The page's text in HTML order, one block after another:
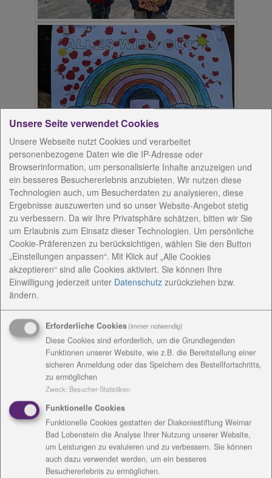
Bildergrüße an einsame Bewohner
Seniorenzentrum Emmaus ist gut aufgestellt –
Dank an Kinderhaus Gottesschutz für Bildergrüße
Das Seniorenzentrum Emmaus und das Kinderhaus
Gottesschutz in Ebersdorf arbeiten eng zusammen.
Immer wieder gibt es Besuche und ein gemeinsames
Sommerfest.
Dieses Osterfest wird ein anderes und so wurde am
Donnerstag auch ein besonderer Gruß überbracht.
Die Erzieherinnen Christiane Spindler und Jessica
Rögner waren mit den Kindern der Notgruppe Moritz
und Lennard im Hof des Pflegeheimes, um bunte
Bilder und gefärbte Eier zu überbringen.
Die Bilder wurden von den Mädchen und Jungen
gemalt, die derzeit zuhause sind. „Wir senden den
Eltern mindestens einmal wöchentlich Mails oder
Briefe, um die Kinder zu grüßen, ihnen
Bastelanleitungen oder Malvorlagen zur Verfügung
zu stellen. Dann ging der Aufruf an die Kinder: Wir
malen für das Seniorenzentrum und viele
Unsere Seite verwendet Cookies
Unsere Webseite nutzt Cookies und verarbeitet
personenbezogene Daten wie die IP-Adresse oder
Browserinformation, um personalisierte Inhalte anzuzeigen und
ein besseres Besuchererlebnis anzubieten. Wir nutzen diese
Technologien auch, um Besucherdaten zu analysieren, diese
Ergebnisse auszuwerten und so unser Website-Angebot stetig
zu verbessern. Da wir Ihre Privatsphäre schätzen, bitten wir Sie
um Erlaubnis zum Einsatz dieser Technologien. Um persönliche
Cookie-Präferenzen zu berücksichtigen, wählen Sie den Button
„Einstellungen anpassen“. Mit Klick auf „Alle Cookies
akzeptieren“ sind alle Cookies aktiviert. Sie können Ihre
Einwilligung jederzeit unter Datenschutz zurückziehen bzw.
ändern.
Erforderliche Cookies(immer notwendig)
Diese Cookies sind erforderlich, um die Grundlegenden
Funktionen unserer Website, wie z.B. die Bereitstellung einer
sicheren Anmeldung oder das Speichern des Bestellfortschritts,
zu ermöglichen
Zweck: Besucher-Statistiken
Funktionelle Cookies
Funktionelle Cookies gestatten der Diakoniestiftung Weimar
Bad Lobenstein die Analyse Ihrer Nutzung unserer Website,
um Leistungen zu evaluieren und zu verbessern. Sie können
auch dazu verwendet werden, um ein besseres
Besuchererlebnis zu ermöglichen.